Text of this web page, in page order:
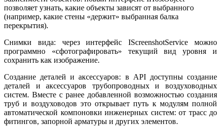
позволяет узнать, какие объекты зависят от выбранного
(например, какие стены «держит» выбранная балка
перекрытия).
Снимки вида: через интерфейс IScreenshotService можно
программно «сфотографировать» текущий вид уровня и
сохранить как изображение.
Создание деталей и аксессуаров: в API доступны создание
деталей и аксессуаров трубопроводных и воздуховодных
систем. Вместе с ранее добавленной возможностью создания
труб и воздуховодов это открывает путь к модулям полной
автоматической компоновки инженерных систем: от трасс до
фитингов, запорной арматуры и других элементов.